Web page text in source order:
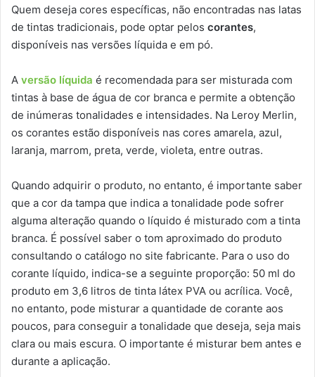
Quem deseja cores específicas, não encontradas nas latas
de tintas tradicionais, pode optar pelos corantes,
disponíveis nas versões líquida e em pó.
A versão líquida é recomendada para ser misturada com
tintas à base de água de cor branca e permite a obtenção
de inúmeras tonalidades e intensidades. Na Leroy Merlin,
os corantes estão disponíveis nas cores amarela, azul,
laranja, marrom, preta, verde, violeta, entre outras.
Quando adquirir o produto, no entanto, é importante saber
que a cor da tampa que indica a tonalidade pode sofrer
alguma alteração quando o líquido é misturado com a tinta
branca. É possível saber o tom aproximado do produto
consultando o catálogo no site fabricante. Para o uso do
corante líquido, indica-se a seguinte proporção: 50 ml do
produto em 3,6 litros de tinta látex PVA ou acrílica. Você,
no entanto, pode misturar a quantidade de corante aos
poucos, para conseguir a tonalidade que deseja, seja mais
clara ou mais escura. O importante é misturar bem antes e
durante a aplicação.